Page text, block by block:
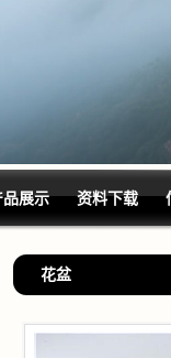
展示 资料下载
花盆